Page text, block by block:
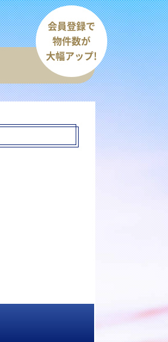
会員登録で
物件数が
大幅アップ!